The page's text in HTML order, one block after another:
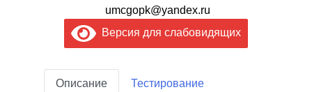
umcgopk@yandex.ru
Версия для слабовидящих
Описание Тестирование